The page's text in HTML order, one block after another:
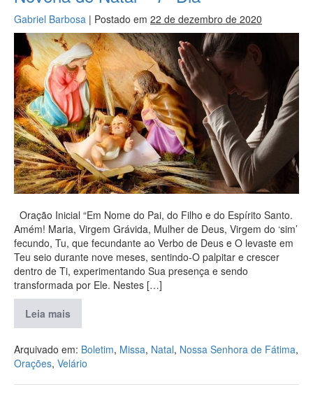
Gabriel Barbosa | Postado em 22 de dezembro de 2020
Oração Inicial “Em Nome do Pai, do Filho e do Espírito Santo.
Amém! Maria, Virgem Grávida, Mulher de Deus, Virgem do ‘sim’
fecundo, Tu, que fecundante ao Verbo de Deus e O levaste em
Teu seio durante nove meses, sentindo-O palpitar e crescer
dentro de Ti, experimentando Sua presença e sendo
transformada por Ele. Nestes […]
Leia mais
Arquivado em: Boletim, Missa, Natal, Nossa Senhora de Fátima,
Orações, Velário